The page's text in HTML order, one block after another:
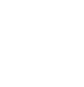
浏经开区第一张电子营业
【开公司办营业执照哪家
代办个体户营业执照卫生